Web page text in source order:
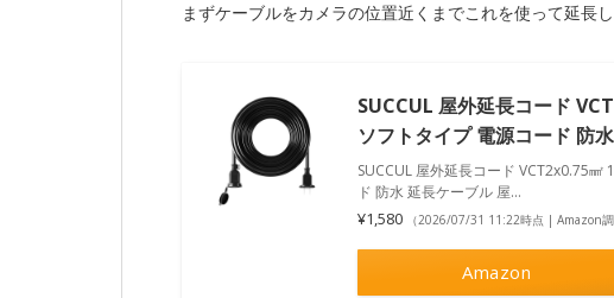
まずケーブルをカメラの位置近くまでこれを使って延長し
SUCCUL 屋外延長コード
ソフトタイプ 電源コード 防
SUCCUL 屋外延長コード VCT2x0.75
ド 防水 延長ケーブル 屋…
¥1,580 （2026/07/31 11:22時点 | Amazon調
Amazon